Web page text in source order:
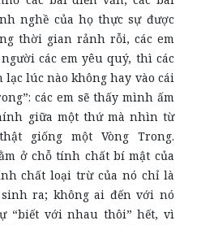
nghề của họ thực sự được
thời gian rảnh rỗi, các em
các em yêu quý, thì các
lạc lúc nào không hay vào cái
các em sẽ thấy mình ấm
giữa một thứ mà nhìn từ
giống một Vòng Trong.
ở chỗ tính chất bí mật của
chất loại trừ của nó chỉ là
ra; không ai đến với nó
“biết với nhau thôi” hết, vì